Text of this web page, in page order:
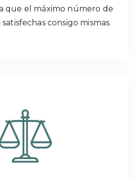
que el máximo número de
consigo mismas.